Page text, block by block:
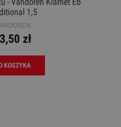
1,5
zł
KOSZYKA